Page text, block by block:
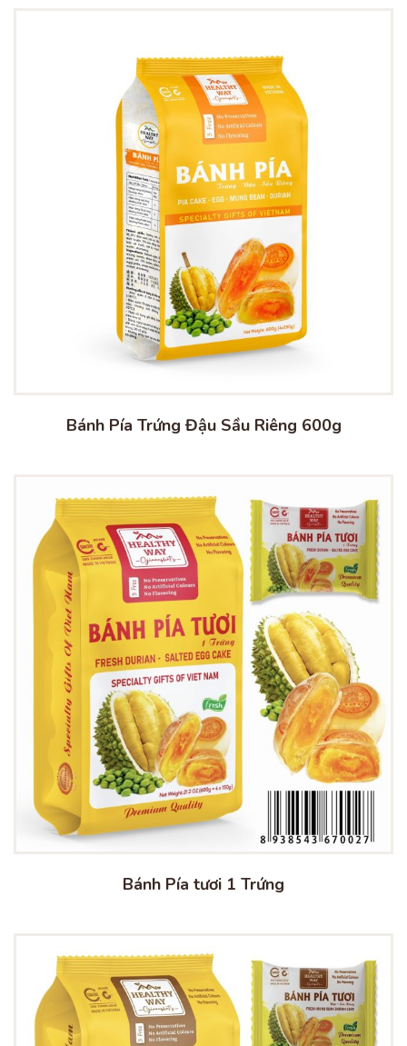
Bánh Pía Trứng Đậu Sầu Riêng 600g
Bánh Pía tươi 1 Trứng